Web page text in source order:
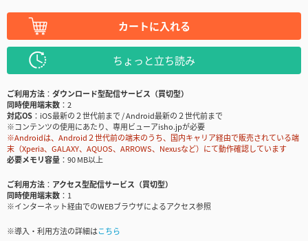
カートに入れる
ちょっと立ち読み
ご利用方法
ダウンロード型配信サービス（買切型）
同時使用端末数
2
対応OS
iOS最新の２世代前まで / Android最新の２世代前まで
※コンテンツの使用にあたり、専用ビューアisho.jpが必要
※Androidは、Android２世代前の端末のうち、国内キャリア経由で販売されている端
末（Xperia、GALAXY、AQUOS、ARROWS、Nexusなど）にて動作確認しています
必要メモリ容量
90 MB以上
ご利用方法
アクセス型配信サービス（買切型）
同時使用端末数
1
※インターネット経由でのWEBブラウザによるアクセス参照
※導入・利用方法の詳細はこちら